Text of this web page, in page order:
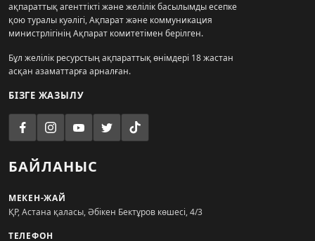
ақпараттық агенттікті және желілік басылымды есепке
қою туралы куәлігі, Ақпарат және коммуникация
министрлігінің Ақпарат комитетімен берілген.
Бұл желілік ресурстың ақпараттық өнімдері 18 жастан
асқан азаматтарға арналған.
БІЗГЕ ЖАЗЫЛУ
БАЙЛАНЫС
МЕКЕН-ЖАЙ
ҚР, Астана қаласы, Әбікен Бектұров көшесі, 4/3
ТЕЛЕФОН